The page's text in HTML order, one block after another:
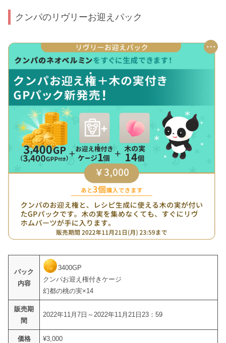
クンパのリヴリーお迎えパック
パック
内容
3400GP
クンパお迎え権付きケージ
幻都の桃の実×14
販売期
間
2022年11月7日～2022年11月21日23：59
価格 ¥3,000